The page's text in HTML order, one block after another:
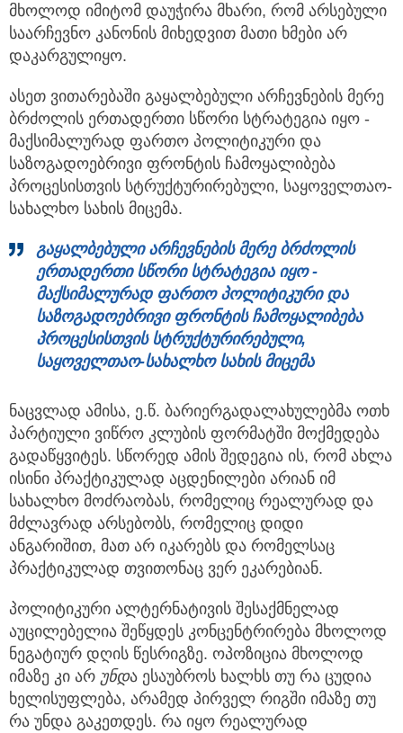
მხოლოდ იმიტომ დაუჭირა მხარი, რომ არსებული
საარჩევნო კანონის მიხედვით მათი ხმები არ
დაკარგულიყო.
ასეთ ვითარებაში გაყალბებული არჩევნების მერე
ბრძოლის ერთადერთი სწორი სტრატეგია იყო -
მაქსიმალურად ფართო პოლიტიკური და
საზოგადოებრივი ფრონტის ჩამოყალიბება
პროცესისთვის სტრუქტურირებული, საყოველთაო-
სახალხო სახის მიცემა.
გაყალბებული არჩევნების მერე ბრძოლის
ერთადერთისწორი სტრატეგია იყო -
მაქსიმალურად ფართო პოლიტიკური და
საზოგადოებრივი ფრონტის ჩამოყალიბება
პროცესისთვის სტრუქტურირებული,
საყოველთაო-სახალხო სახის მიცემა
ნაცვლად ამისა, ე.წ. ბარიერგადალახულებმა ოთხ
პარტიული ვიწრო კლუბის ფორმატში მოქმედება
გადაწყვიტეს. სწორედ ამის შედეგია ის, რომ ახლა
ისინი პრაქტიკულად აცდენილები არიან იმ
სახალხო მოძრაობას, რომელიც რეალურად და
მძლავრად არსებობს, რომელიც დიდი
ანგარიშით, მათ არ იკარებს და რომელსაც
პრაქტიკულად თვითონაც ვერ ეკარებიან.
პოლიტიკური ალტერნატივის შესაქმნელად
აუცილებელია შეწყდეს კონცენტრირება მხოლოდ
ნეგატიურ დღის წესრიგზე. ოპოზიცია მხოლოდ
იმაზე კი არ უნდა ესაუბროს ხალხს თუ რა ცუდია
ხელისუფლება, არამედ პირველ რიგში იმაზე თუ
რა უნდა გაკეთდეს. რა იყო რეალურად